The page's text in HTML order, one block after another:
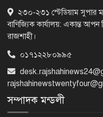
৫
২৩০-২৩১ স্টেডিয়াম সুপার
বাণিজ্যিক কার্যালয়: একান্ত
রাজশাহী।
০১৭১২২৮০৯৯৫
সম্পাদক মন্ডলী